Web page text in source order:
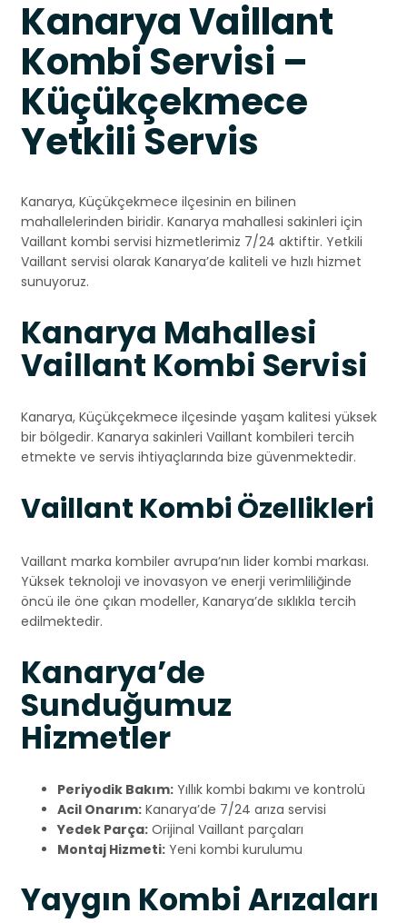
Kanarya Vaillant
Kombi Servisi –
Küçükçekmece
Yetkili Servis
Kanarya, Küçükçekmece ilçesinin en bilinen
mahallelerinden biridir. Kanarya mahallesi sakinleri için
Vaillant kombi servisi hizmetlerimiz 7/24 aktiftir. Yetkili
Vaillant servisi olarak Kanarya’de kaliteli ve hızlı hizmet
sunuyoruz.
Kanarya Mahallesi
Vaillant Kombi Servisi
Kanarya, Küçükçekmece ilçesinde yaşam kalitesi yüksek
bir bölgedir. Kanarya sakinleri Vaillant kombileri tercih
etmekte ve servis ihtiyaçlarında bize güvenmektedir.
Vaillant Kombi Özellikleri
Vaillant marka kombiler avrupa’nın lider kombi markası.
Yüksek teknoloji ve inovasyon ve enerji verimliliğinde
öncü ile öne çıkan modeller, Kanarya’de sıklıkla tercih
edilmektedir.
Kanarya’de
Sunduğumuz
Hizmetler
Periyodik Bakım: Yıllık kombi bakımı ve kontrolü
Acil Onarım: Kanarya’de 7/24 arıza servisi
Yedek Parça: Orijinal Vaillant parçaları
Montaj Hizmeti: Yeni kombi kurulumu
Yaygın Kombi Arızaları